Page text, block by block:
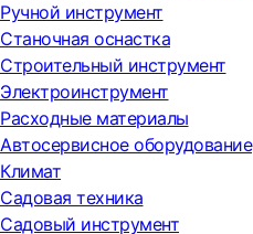
Ручной инструмент
Станочная оснастка
Строительный инструмент
Электроинструмент
Расходные материалы
Автосервисное оборудование
Климат
Садовая техника
Садовый инструмент